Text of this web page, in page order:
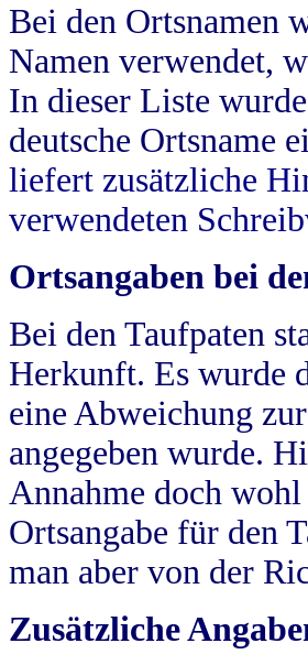
Bei den Ortsnamen
Namen verwendet,
In dieser Liste
deutsche Ortsname
liefert zusätzliche
verwendeten
Ortsangaben bei
Bei den Taufpaten
Herkunft. Es wurde
eine Abweichung
angegeben wurde.
Annahme doch
Ortsangabe für den
man aber von der
Zusätzliche